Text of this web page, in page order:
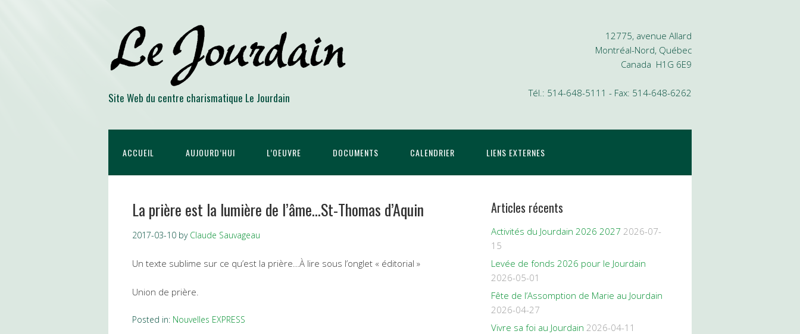
Site Web du centre charismatique Le Jourdain
12775, avenue Allard
Montréal-Nord, Québec
Canada H1G 6E9
Tél.: 514-648-5111 - Fax: 514-648-6262
ACCUEIL AUJOURD’HUI L’OEUVRE DOCUMENTS CALENDRIER LIENS EXTERNES
La prière est la lumière de l’âme…St-Thomas d’Aquin
2017-03-10 by Claude Sauvageau
Un texte sublime sur ce qu’est la prière…À lire sous l’onglet « éditorial »
Union de prière.
Posted in: Nouvelles EXPRESS
Articles récents
Activités du Jourdain 2026 2027 2026-07-
15
Levée de fonds 2026 pour le Jourdain
2026-05-01
Fête de l’Assomption de Marie au Jourdain
2026-04-27
Vivre sa foi au Jourdain 2026-04-11